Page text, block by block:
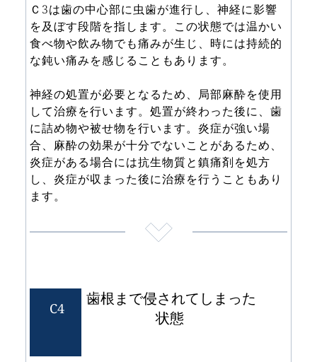
Ｃ3は歯の中心部に虫歯が進行し、神経に影響
を及ぼす段階を指します。この状態では温かい
食べ物や飲み物でも痛みが生じ、時には持続的
な鈍い痛みを感じることもあります。
神経の処置が必要となるため、局部麻酔を使用
して治療を行います。処置が終わった後に、歯
に詰め物や被せ物を行います。炎症が強い場
合、麻酔の効果が十分でないことがあるため、
炎症がある場合には抗生物質と鎮痛剤を処方
し、炎症が収まった後に治療を行うこともあり
ます。
C4
歯根まで侵されてしまった
状態